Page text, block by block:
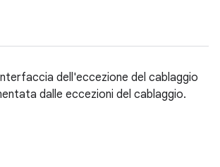
dell'eccezione del cablaggio
dalle eccezioni del cablaggio.